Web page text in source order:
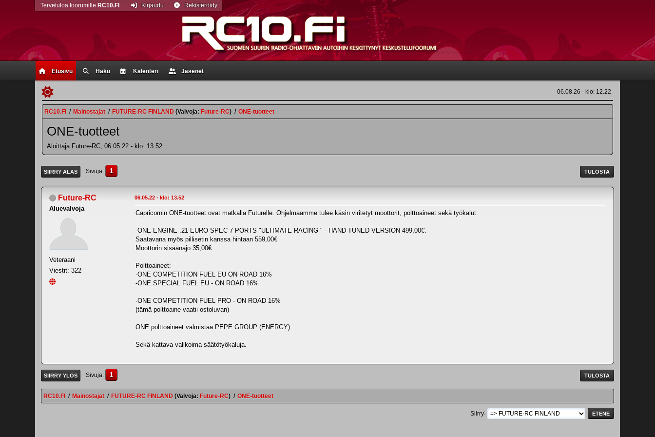
Etusivu Haku Kalenteri Jäsenet
Tervetuloa foorumille RC10.FI Kirjaudu Rekisteröidy
06.08.26 - klo: 12.22
RC10.FI / Mainostajat / FUTURE-RC FINLAND (Valvoja: Future-RC) / ONE-tuotteet
ONE-tuotteet
Aloittaja Future-RC, 06.05.22 - klo: 13.52
TULOSTA
SIIRRY ALAS Sivuja 1
Future-RC
Aluevalvoja
Veteraani
Viestit: 322
06.05.22 - klo: 13.52
Capricornin ONE-tuotteet ovat matkalla Futurelle. Ohjelmaamme tulee käsin viritetyt moottorit, polttoaineet sekä työkalut:
-ONE ENGINE .21 EURO SPEC 7 PORTS "ULTIMATE RACING " - HAND TUNED VERSION 499,00€.
Saatavana myös pillisetin kanssa hintaan 559,00€
Moottorin sisäänajo 35,00€
Polttoaineet:
-ONE COMPETITION FUEL EU ON ROAD 16%
-ONE SPECIAL FUEL EU - ON ROAD 16%
-ONE COMPETITION FUEL PRO - ON ROAD 16%
(tämä polttoaine vaatii ostoluvan)
ONE polttoaineet valmistaa PEPE GROUP (ENERGY).
Sekä kattava valikoima säätötyökaluja.
TULOSTA
SIIRRY YLÖS Sivuja 1
RC10.FI / Mainostajat / FUTURE-RC FINLAND (Valvoja: Future-RC) / ONE-tuotteet
Siirry